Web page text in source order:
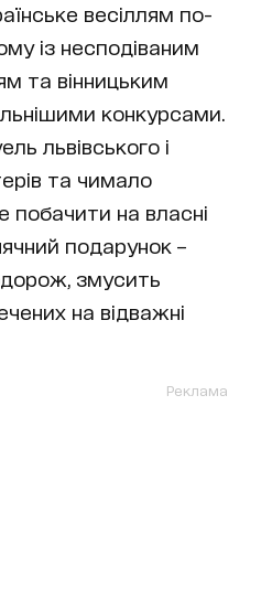
весіллям по-
із несподіваним
та вінницьким
конкурсами.
львівського і
та чимало
побачити на власні
подарунок –
змусить
на відважні
Реклама